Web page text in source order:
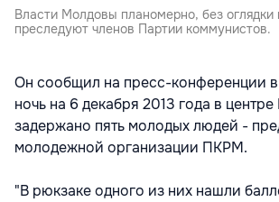
Власти Молдовы планомерно, без оглядки
преследуют членов Партии коммунистов.
Он сообщил на пресс-конференции в
ночь на 6 декабря 2013 года в
задержано пять молодых людей -
молодежной организации ПКРМ.
"В рюкзаке одного из них нашли